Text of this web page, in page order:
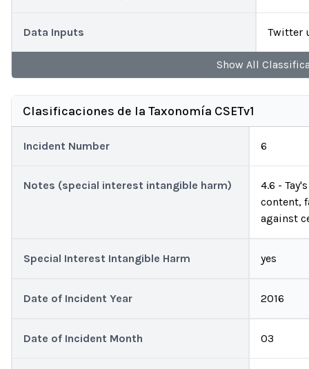
Data Inputs Twitter
Show All
Clasificaciones de la Taxonomía CSETv1
Incident Number 6
Notes (special interest intangible harm)
4.6 -
content,
against
Special Interest Intangible Harm yes
Date of Incident Year 2016
Date of Incident Month 03